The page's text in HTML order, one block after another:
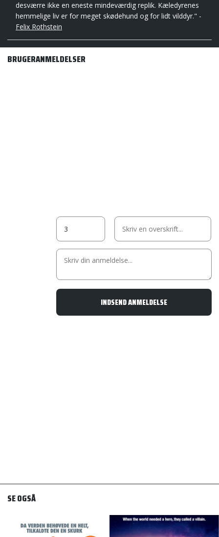
desværre ikke en eneste mindeværdig replik. Kæledyrenes
hemmelige liv er for meget skødehund og for lidt vilddyr." -
Felix Rothstein
BRUGERANMELDELSER
SE OGSÅ